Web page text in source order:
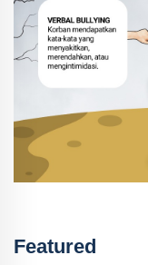
Featured